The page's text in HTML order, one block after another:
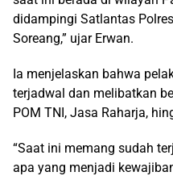
didampingi Satlantas
Soreang,” ujar Erwan.
Ia menjelaskan bahwa
terjadwal dan melibatkan
POM TNI, Jasa Raharja,
“Saat ini memang sudah
apa yang menjadi